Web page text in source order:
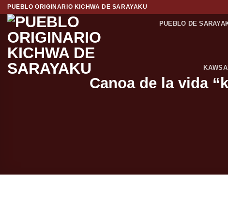
Saltar
contenido
PUEBLO ORIGINARIO KICHWA DE SARAYAKU
PUEBLO DE
Canoa de la vida